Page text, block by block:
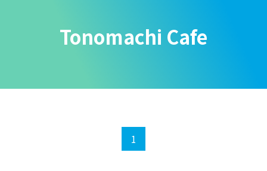
Tonomachi Cafe
1